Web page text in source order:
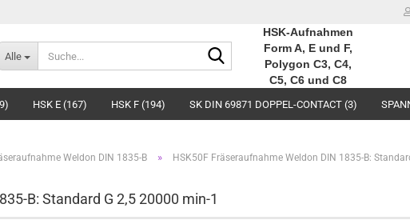
Alle
Suche...
HSK-Aufnahmen
Form A, E und F,
Polygon C3, C4,
C5, C6 und C8
HSK E (167) HSK F (194) SK DIN 69871 DOPPEL-CONTACT (3)
Weldon DIN 1835-B » HSK50F Fräseraufnahme Weldon DIN 1835-B:
B: Standard G 2,5 20000 min-1